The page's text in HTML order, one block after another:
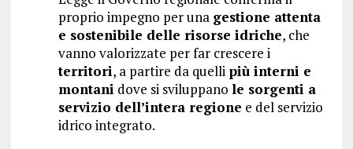
proprio impegno per una gestione attenta
e sostenibile delle risorse idriche, che
vanno valorizzate per far crescere i
territori, a partire da quellipiù interni e
montani dove si sviluppano le sorgenti a
servizio dell’intera regione e del servizio
idrico integrato.